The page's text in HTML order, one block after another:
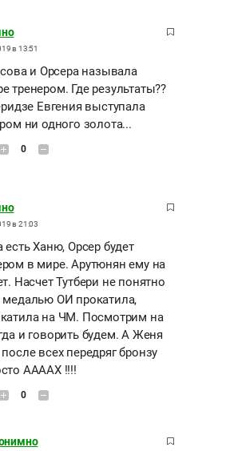
в 13:51
и Орсера называла
тренером. Где результаты??
Евгения выступала
ни одного золота...
0
в 21:03
есть Ханю, Орсер будет
в мире. Арутюнян ему на
Насчет Тутбери не понятно
ОИ прокатила,
на ЧМ. Посмотрим на
и говорить будем. А Женя
всех передряг бронзу
ААААХ !!!!
0